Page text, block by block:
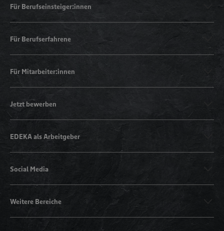
Für Berufseinsteiger:innen
Für Berufserfahrene
Für Mitarbeiter:innen
Jetzt bewerben
EDEKA als Arbeitgeber
Social Media
Weitere Bereiche